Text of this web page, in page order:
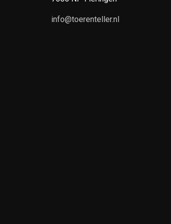
info@toerenteller.nl